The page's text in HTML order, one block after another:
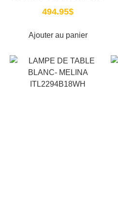
494.95$
Ajouter au panier